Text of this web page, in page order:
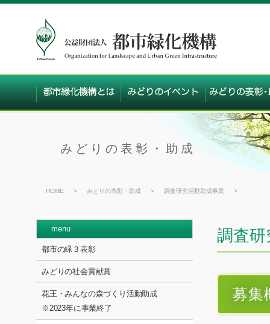
みどりの表彰・助成
HOME > みどりの表彰・助成 > 調査研究活動助成事業 >
調査
募集
menu
都市の緑３表彰
みどりの社会貢献賞
花王・みんなの森づくり活動助成
※2023年に事業終了